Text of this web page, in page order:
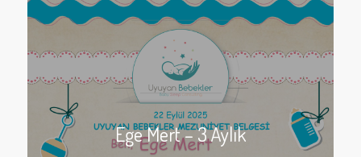
Ege Mert – 3 Aylık